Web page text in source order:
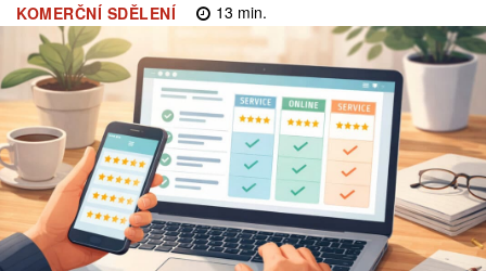
KOMERČNÍ SDĚLENÍ 13 min.